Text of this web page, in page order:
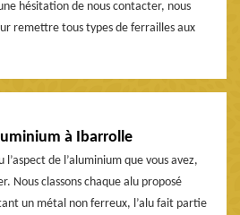
hésitation de nous contacter, nous
remettre tous types de ferrailles aux
à Ibarrolle
de l’aluminium que vous avez,
Nous classons chaque alu proposé
un métal non ferreux, l’alu fait partie